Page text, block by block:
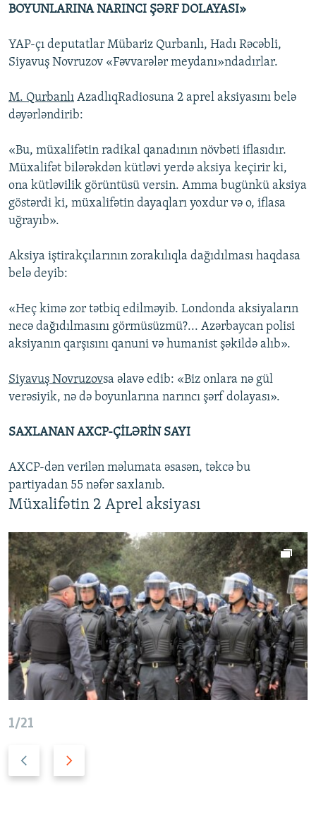
BOYUNLARINA NARINCI ŞƏRF DOLAYASI»
YAP-çı deputatlar Mübariz Qurbanlı, Hadı Rəcəbli,
Siyavuş Novruzov «Fəvvarələr meydanı»ndadırlar.
M. Qurbanlı AzadlıqRadiosuna 2 aprel aksiyasını belə
dəyərləndirib:
«Bu, müxalifətin radikal qanadının növbəti iflasıdır.
Müxalifət bilərəkdən kütləvi yerdə aksiya keçirir ki,
ona kütləvilik görüntüsü versin. Amma bugünkü aksiya
göstərdi ki, müxalifətin dayaqları yoxdur və o, iflasa
uğrayıb».
Aksiya iştirakçılarının zorakılıqla dağıdılması haqdasa
belə deyib:
«Heç kimə zor tətbiq edilməyib. Londonda aksiyaların
necə dağıdılmasını görmüsüzmü?... Azərbaycan polisi
aksiyanın qarşısını qanuni və humanist şəkildə alıb».
Siyavuş Novruzovsa əlavə edib: «Biz onlara nə gül
verəsiyik, nə də boyunlarına narıncı şərf dolayası».
SAXLANAN AXCP-ÇİLƏRİN SAYI
AXCP-dən verilən məlumata əsasən, təkcə bu
partiyadan 55 nəfər saxlanıb.
Müxalifətin 2 Aprel aksiyası
1/21